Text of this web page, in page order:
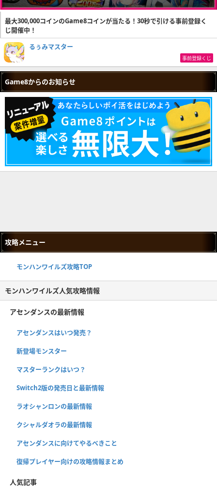
最大300,000コインのGame8コインが当たる！30秒で引ける事前登録く
じ開催中！
るぅみマスター
事前登録くじ
Game8からのお知らせ
攻略メニュー
モンハンワイルズ攻略TOP
モンハンワイルズ人気攻略情報
アセンダンスの最新情報
アセンダンスはいつ発売？
新登場モンスター
マスターランクはいつ？
Switch2版の発売日と最新情報
ラオシャンロンの最新情報
クシャルダオラの最新情報
アセンダンスに向けてやるべきこと
復帰プレイヤー向けの攻略情報まとめ
人気記事